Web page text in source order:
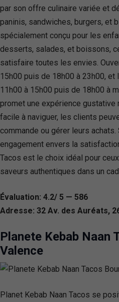
par son offre culinaire variée et
paninis, sandwiches, burgers, et
spécialement conçu pour les
desserts, salades, et boissons,
satisfaire toutes les envies.
15h00 puis de 18h00 à 23h00,
11h00 à 15h00 puis de 18h00 à
promet une expérience gustative
facile à naviguer, les clients
commande ou gérer leurs achats.
engagement envers la
Tacos est le choix idéal pour
saveurs authentiques dans un
Évaluation: 4.2/ 5 — 586
Adresse: 32 Av. des Auréats,
Planete Kebab Naan
Valence
Planet Kebab Naan Tacos se